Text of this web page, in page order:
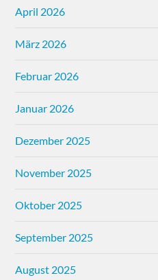
April 2026
März 2026
Februar 2026
Januar 2026
Dezember 2025
November 2025
Oktober 2025
September 2025
August 2025